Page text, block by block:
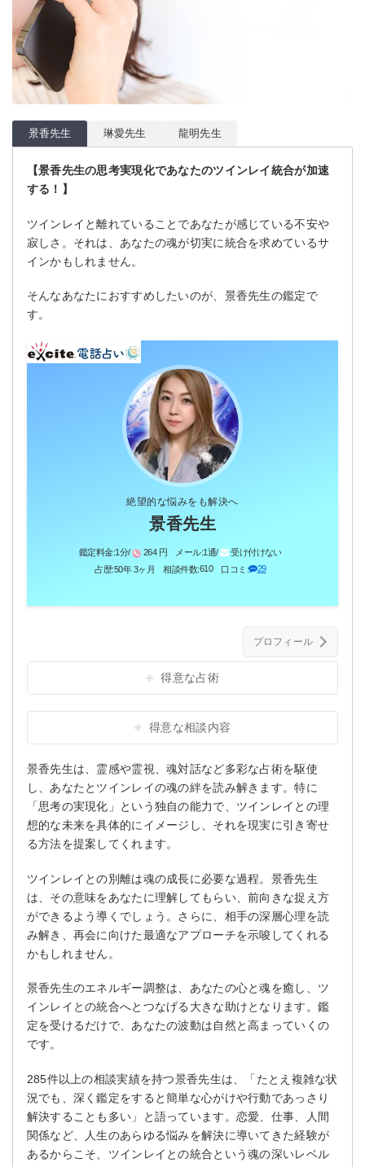
景香先生 琳愛先生 龍明先生
【景香先生の思考実現化であなたのツインレイ統合が加速
する！】
ツインレイと離れていることであなたが感じている不安や
寂しさ。それは、あなたの魂が切実に統合を求めているサ
インかもしれません。
そんなあなたにおすすめしたいのが、景香先生の鑑定で
す。
絶望的な悩みをも解決へ
景香先生
鑑定料金:1分/ 264 円 メール:1通/
受け付けない
占歴:50年 3ヶ月 相談件数:610 口コミ: 29
プロフィール
得意な占術
得意な相談内容
景香先生は、霊感や霊視、魂対話など多彩な占術を駆使
し、あなたとツインレイの魂の絆を読み解きます。特に
「思考の実現化」という独自の能力で、ツインレイとの理
想的な未来を具体的にイメージし、それを現実に引き寄せ
る方法を提案してくれます。
ツインレイとの別離は魂の成長に必要な過程。景香先生
は、その意味をあなたに理解してもらい、前向きな捉え方
ができるよう導くでしょう。さらに、相手の深層心理を読
み解き、再会に向けた最適なアプローチを示唆してくれる
かもしれません。
景香先生のエネルギー調整は、あなたの心と魂を癒し、ツ
インレイとの統合へとつなげる大きな助けとなります。鑑
定を受けるだけで、あなたの波動は自然と高まっていくの
です。
285件以上の相談実績を持つ景香先生は、「たとえ複雑な状
況でも、深く鑑定をすると簡単な心がけや行動であっさり
解決することも多い」と語っています。恋愛、仕事、人間
関係など、人生のあらゆる悩みを解決に導いてきた経験が
あるからこそ、ツインレイとの統合という魂の深いレベル